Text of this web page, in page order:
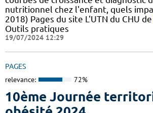
nutritionnel chez l'enfant, quels
2018) Pages du site L'UTN du CHU de
Outils pratiques
19/07/2024 12:29
PAGES
relevance: 72%
10ème Journée